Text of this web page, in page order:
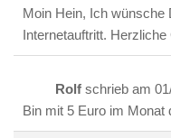
Moin Hein, Ich wünsche
Internetauftritt.
Rolf schrieb am
Bin mit 5 Euro im Monat